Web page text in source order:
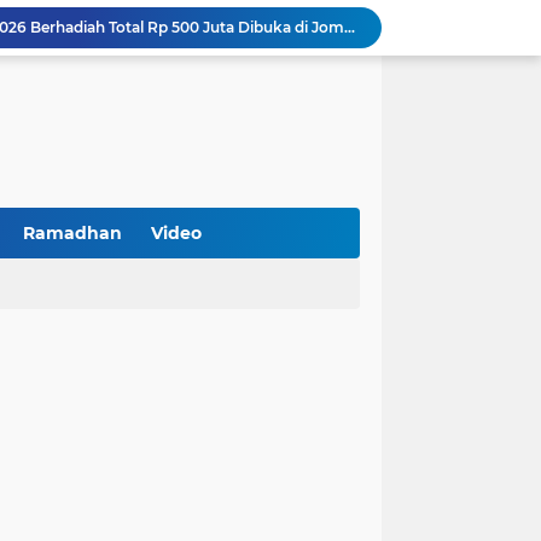
Turnamen PKDI Cup II 2026 Berhadiah Total Rp 500 Juta Dibuka di Jombang, Ketua PKDI Jatim Syaifullah Mahdi: Ajang Silaturrahmi dan Media Komunikasi Antar-Kades untuk Memajukan Desa
Kemerdekaan
Kemenkop Tekankan Peran Strategis Manajer dalam Menentukan Keberhasilan KDKMP
Ramadhan Video